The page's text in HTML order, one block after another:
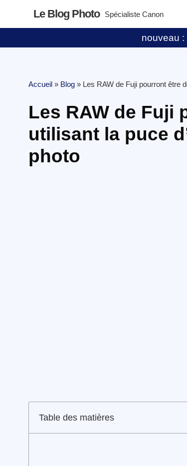
Le Blog Photo Spécialiste Canon
nouveau :
Accueil » Blog » Les RAW de Fuji pourront être
Les RAW de Fuji
utilisant la puce
photo
Table des matières